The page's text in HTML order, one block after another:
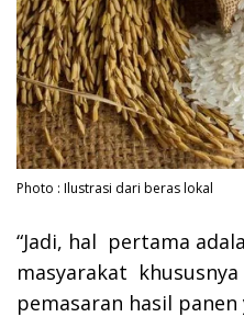
Photo : Ilustrasi dari beras lokal
“Jadi, hal pertama
masyarakat
pemasaran hasil